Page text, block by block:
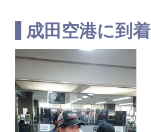
成田空港に到着